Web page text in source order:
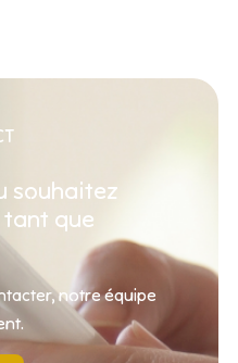
souhaitez
que
notre équipe